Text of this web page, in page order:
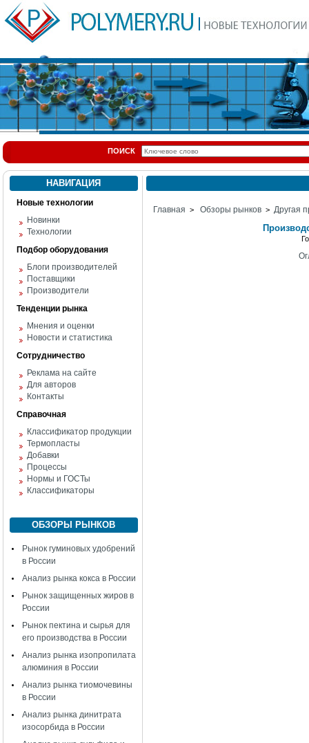
ПОИСК
НАВИГАЦИЯ
Новые технологии
Новинки
Технологии
Подбор оборудования
Блоги производителей
Поставщики
Производители
Тенденции рынка
Мнения и оценки
Новости и статистика
Сотрудничество
Реклама на сайте
Для авторов
Контакты
Справочная
Классификатор продукции
Термопласты
Добавки
Процессы
Нормы и ГОСТы
Классификаторы
ОБЗОРЫ РЫНКОВ
Рынок гуминовых удобрений
в России
Анализ рынка кокса в России
Рынок защищенных жиров в
России
Рынок пектина и сырья для
его производства в России
Анализ рынка изопропилата
алюминия в России
Анализ рынка тиомочевины
в России
Анализ рынка динитрата
изосорбида в России
Главная > Обзоры рынков > Другая